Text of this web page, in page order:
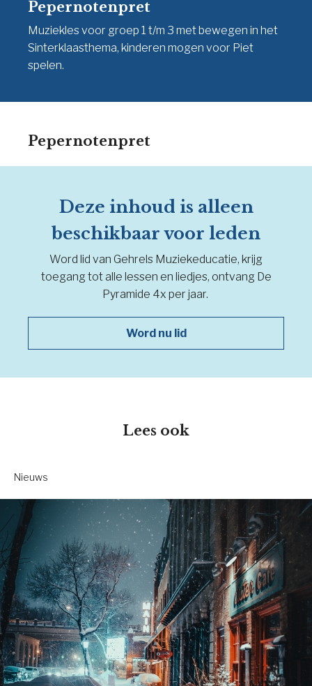
Pepernotenpret
Muziekles voor groep 1 t/m 3 met bewegen in het
Sinterklaasthema, kinderen mogen voor Piet
spelen.
Pepernotenpret
Deze inhoud is alleen
beschikbaar voor leden
Word lid van Gehrels Muziekeducatie, krijg
toegang tot alle lessen en liedjes, ontvang De
Pyramide 4x per jaar.
Word nu lid
Lees ook
Nieuws